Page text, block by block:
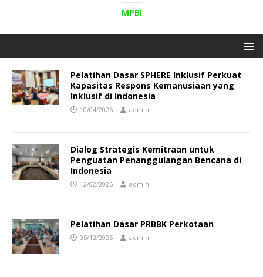
MPBI
Pelatihan Dasar SPHERE Inklusif Perkuat
Kapasitas Respons Kemanusiaan yang
Inklusif di Indonesia
10/04/2026 admin
Dialog Strategis Kemitraan untuk
Penguatan Penanggulangan Bencana di
Indonesia
12/02/2026 admin
Pelatihan Dasar PRBBK Perkotaan
05/12/2025 admin